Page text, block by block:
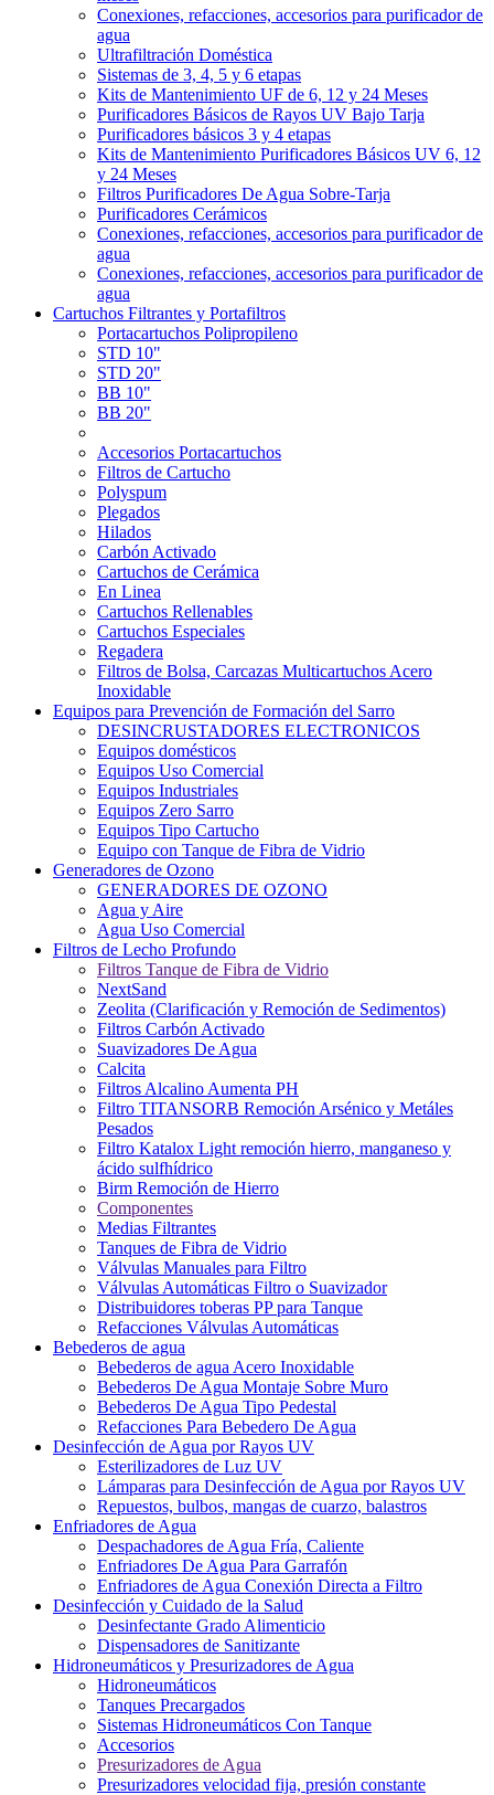
Conexiones, refacciones, accesorios para purificador de
agua
Ultrafiltración Doméstica
Sistemas de 3, 4, 5 y 6 etapas
Kits de Mantenimiento UF de 6, 12 y 24 Meses
Purificadores Básicos de Rayos UV Bajo Tarja
Purificadores básicos 3 y 4 etapas
Kits de Mantenimiento Purificadores Básicos UV 6, 12
y 24 Meses
Filtros Purificadores De Agua Sobre-Tarja
Purificadores Cerámicos
Conexiones, refacciones, accesorios para purificador de
agua
Conexiones, refacciones, accesorios para purificador de
agua
Cartuchos Filtrantes y Portafiltros
Portacartuchos Polipropileno
STD 10"
STD 20"
BB 10"
BB 20"
Accesorios Portacartuchos
Filtros de Cartucho
Polyspum
Plegados
Hilados
Carbón Activado
Cartuchos de Cerámica
En Linea
Cartuchos Rellenables
Cartuchos Especiales
Regadera
Filtros de Bolsa, Carcazas Multicartuchos Acero
Inoxidable
Equipos para Prevención de Formación del Sarro
DESINCRUSTADORES ELECTRONICOS
Equipos domésticos
Equipos Uso Comercial
Equipos Industriales
Equipos Zero Sarro
Equipos Tipo Cartucho
Equipo con Tanque de Fibra de Vidrio
Generadores de Ozono
GENERADORES DE OZONO
Agua y Aire
Agua Uso Comercial
Filtros de Lecho Profundo
Filtros Tanque de Fibra de Vidrio
NextSand
Zeolita (Clarificación y Remoción de Sedimentos)
Filtros Carbón Activado
Suavizadores De Agua
Calcita
Filtros Alcalino Aumenta PH
Filtro TITANSORB Remoción Arsénico y Metáles
Pesados
Filtro Katalox Light remoción hierro, manganeso y
ácido sulfhídrico
Birm Remoción de Hierro
Componentes
Medias Filtrantes
Tanques de Fibra de Vidrio
Válvulas Manuales para Filtro
Válvulas Automáticas Filtro o Suavizador
Distribuidores toberas PP para Tanque
Refacciones Válvulas Automáticas
Bebederos de agua
Bebederos de agua Acero Inoxidable
Bebederos De Agua Montaje Sobre Muro
Bebederos De Agua Tipo Pedestal
Refacciones Para Bebedero De Agua
Desinfección de Agua por Rayos UV
Esterilizadores de Luz UV
Lámparas para Desinfección de Agua por Rayos UV
Repuestos, bulbos, mangas de cuarzo, balastros
Enfriadores de Agua
Despachadores de Agua Fría, Caliente
Enfriadores De Agua Para Garrafón
Enfriadores de Agua Conexión Directa a Filtro
Desinfección y Cuidado de la Salud
Desinfectante Grado Alimenticio
Dispensadores de Sanitizante
Hidroneumáticos y Presurizadores de Agua
Hidroneumáticos
Tanques Precargados
Sistemas Hidroneumáticos Con Tanque
Accesorios
Presurizadores de Agua
Presurizadores velocidad fija, presión constante